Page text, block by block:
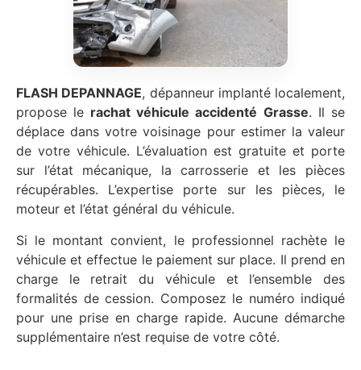
FLASH DEPANNAGE, dépanneur implanté localement,
propose le rachat véhicule accidenté Grasse. Il se
déplace dans votre voisinage pour estimer la valeur
de votre véhicule. L’évaluation est gratuite et porte
sur l’état mécanique, la carrosserie et les pièces
récupérables. L’expertise porte sur les pièces, le
moteur et l’état général du véhicule.
Si le montant convient, le professionnel rachète le
véhicule et effectue le paiement sur place. Il prend en
charge le retrait du véhicule et l’ensemble des
formalités de cession. Composez le numéro indiqué
pour une prise en charge rapide. Aucune démarche
supplémentaire n’est requise de votre côté.